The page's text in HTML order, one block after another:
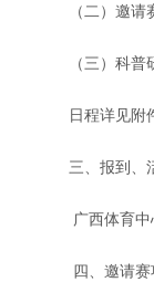
（二）邀请赛
（三）科普研
日程详见附件
三、报到、
广西体育中心
四、邀请赛